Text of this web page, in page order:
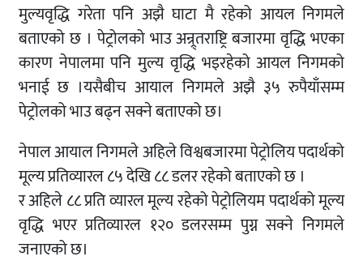
मुल्यवृद्धि गरेता पनि अझै घाटा मै रहेको आयल निगमले
बताएको छ । पेट्रोलको भाउ अन्र्र्तराष्ट्रि बजारमा वृद्धि भएका
कारण नेपालमा पनि मुल्य वृद्धि भइरहेको आयल निगमको
भनाई छ ।यसैबीच आयाल निगमले अझै ३५ रुपैयाँसम्म
पेट्रोलको भाउ बढ्न सक्ने बताएको छ।
नेपाल आयाल निगमले अहिले विश्वबजारमा पेट्रोलिय पदार्थको
मूल्य प्रतिव्यारल ८५ देखि ८८ डलर रहेको बताएको छ ।
र अहिले ८८ प्रति व्यारल मूल्य रहेको पेट्रोलियम पदार्थको मूल्य
वृद्धि भएर प्रतिव्यारल १२० डलरसम्म पुग्न सक्ने निगमले
जनाएको छ।